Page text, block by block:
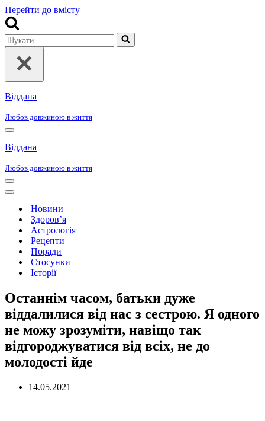
Перейти до вмісту
Шукати...
Віддана
Любов довжиною в життя
Меню
навігації
Віддана
Любов довжиною в життя
Меню
навігації
Меню
навігаціїНовини
Здоров’я
Астрологія
Рецепти
Поради
Стосунки
Історії
Останнім часом, батьки дуже
віддалилися від нас з сестрою. Я одного
не можу зрозуміти, навіщо так
відгороджуватися від всіх, не до
молодості йде
14.05.2021